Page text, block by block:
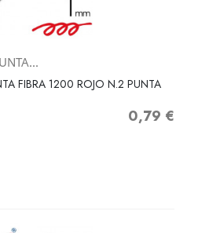
FIBRA 1200 ROJO N.2 PUNTA
Precio
0,79 €